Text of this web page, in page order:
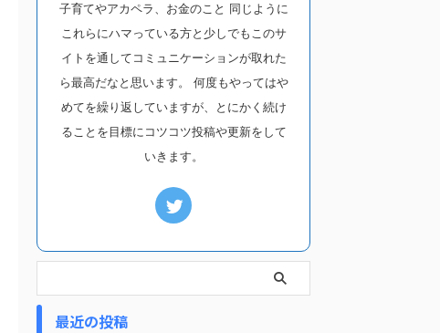
子育てやアカペラ、お金のこと 同じように
これらにハマっている方と少しでもこのサ
イトを通してコミュニケーションが取れた
ら最高だなと思います。 何度もやってはや
めてを繰り返していますが、とにかく続け
ることを目標にコツコツ投稿や更新をして
いきます。
最近の投稿